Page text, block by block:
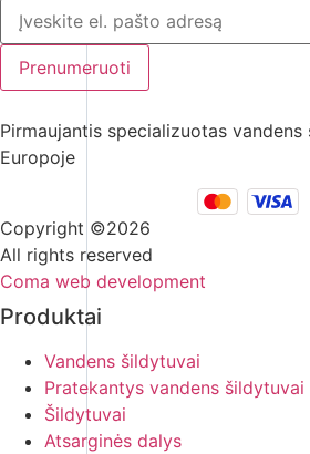
Prenumeruoti
Pirmaujantis specializuotas
Europoje
Copyright ©2026
All rights reserved
Coma web development
Produktai
Vandens šildytuvai
Pratekantys vandens šildytuvai
Šildytuvai
Atsarginės dalys